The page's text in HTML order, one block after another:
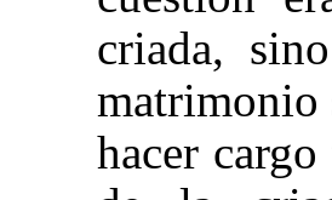
criada,
matrimonio
hacer